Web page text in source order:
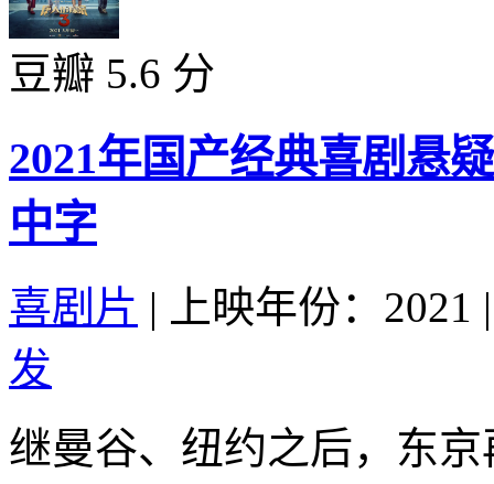
豆瓣 5.6 分
2021年国产经典喜剧悬
中字
喜剧片 | 上映年份：2021 |
发
继曼谷、纽约之后，东